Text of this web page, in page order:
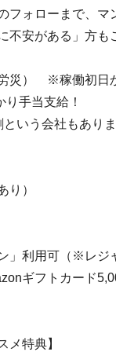
ォローまで、マ
安がある」方も
労災） ※稼働初日
手当支給！
いう会社もありま
り）
」利用可（※レジ
ギフトカード
メ特典】